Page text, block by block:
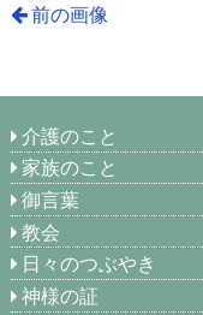
前の画像
介護のこと
家族のこと
御言葉
教会
日々のつぶやき
神様の証